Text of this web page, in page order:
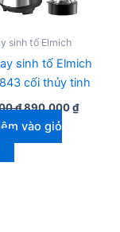
sinh tố Elmich
sinh tố Elmich
cối thủy tinh
₫ Giá
là:
920.000 ₫.
890.000₫Giá
hiện
vào giỏ